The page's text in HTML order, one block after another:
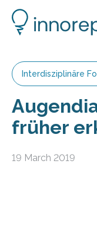
Interdisziplinäre
früher
19 March 2019